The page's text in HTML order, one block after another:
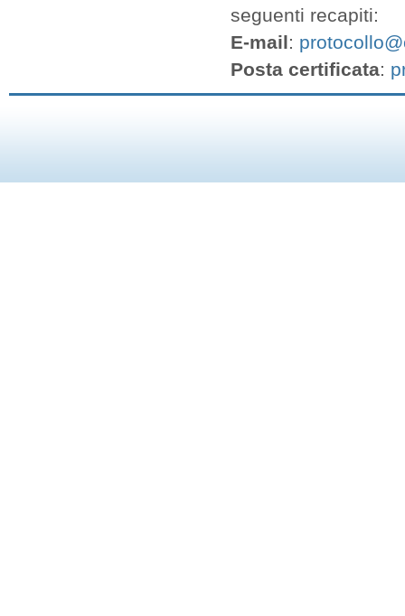
seguenti recapiti:
E-mail:
Posta certificata: